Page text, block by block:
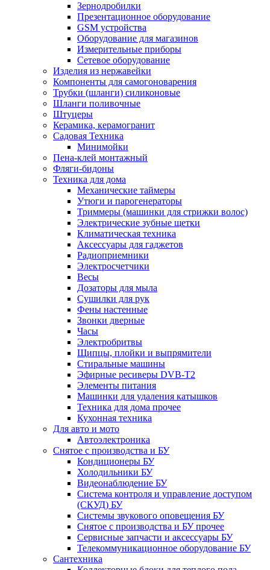
Зернодробилки
Презентационное оборудование
GSM устройства
Оборудование для магазинов
Измерительные приборы
Сетевое оборудование
Изделия из нержавейки
Компоненты для самогоноварения
Трубки (шланги) силиконовые
Шланги поливочные
Штуцеры
Керамика, керамогранит
Садовая Техника
Минимойки
Пена-клей монтажный
Фляги-бидоны
Техника для дома
Механические таймеры
Утюги и парогенераторы
Триммеры (машинки для стрижки волос)
Электрические зубные щетки
Климатическая техника
Аксессуары для гаджетов
Радиоприемники
Электросчетчики
Весы
Дозаторы для мыла
Сушилки для рук
Фены настенные
Звонки дверные
Часы
Электробритвы
Щипцы, плойки и выпрямители
Стиральные машины
Эфирные ресиверы DVB-T2
Элементы питания
Машинки для удаления катышков
Техника для дома прочее
Кухонная техника
Для авто и мото
Автоэлектроника
Снятое с производства и БУ
Кондиционеры БУ
Холодильники БУ
Видеонаблюдение БУ
Система контроля и управление доступом
(СКУД) БУ
Системы звукового оповещения БУ
Снятое с производства и БУ прочее
Сервисные запчасти и аксессуары БУ
Телекоммуникационное оборудование БУ
Сантехника